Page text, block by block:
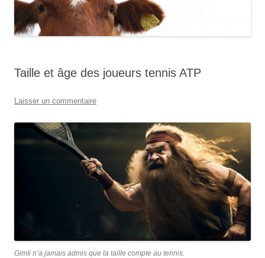
Taille et âge des joueurs tennis ATP
Laisser un commentaire
Gimli n’a jamais admis que la taille compte au tennis.